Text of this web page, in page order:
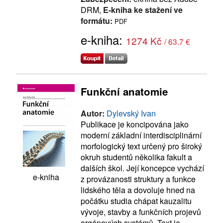
DRM, E-kniha ke stažení ve
formátu: PDF
e-kniha: 1274 Kč / 63.7 €
e-kniha
Funkční anatomie
Autor: Dylevský Ivan
Publikace je koncipována jako
moderní základní interdisciplinární
morfologický text určený pro široký
okruh studentů několika fakult a
dalších škol. Její koncepce vychází
z provázanosti struktury a funkce
lidského těla a dovoluje hned na
počátku studia chápat kauzalitu
vývoje, stavby a funkčních projevů